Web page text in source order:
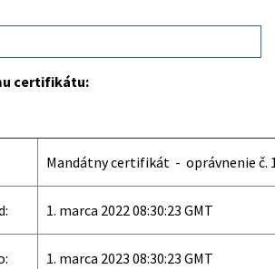
certifikátu:
Mandátny certifikát - oprávnenie č.
‎ 1. marca ‎2022 08:30:23 GMT
‎1. marca ‎2023 08:30:23 GMT